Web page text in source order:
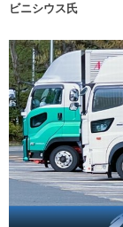
ビニシウス氏